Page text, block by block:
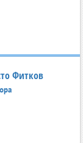
Фитков